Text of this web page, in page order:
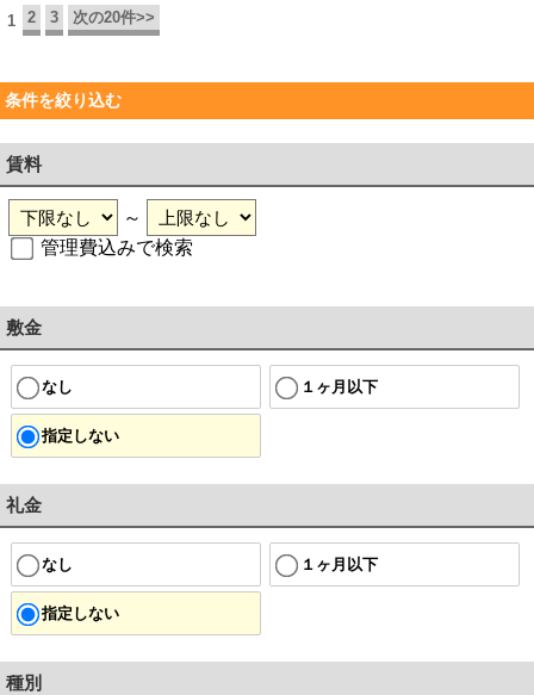
1 2 3 次の20件>>
条件を絞り込む
賃料
～
管理費込みで検索
敷金
なし １ヶ月以下
指定しない
礼金
なし １ヶ月以下
指定しない
種別